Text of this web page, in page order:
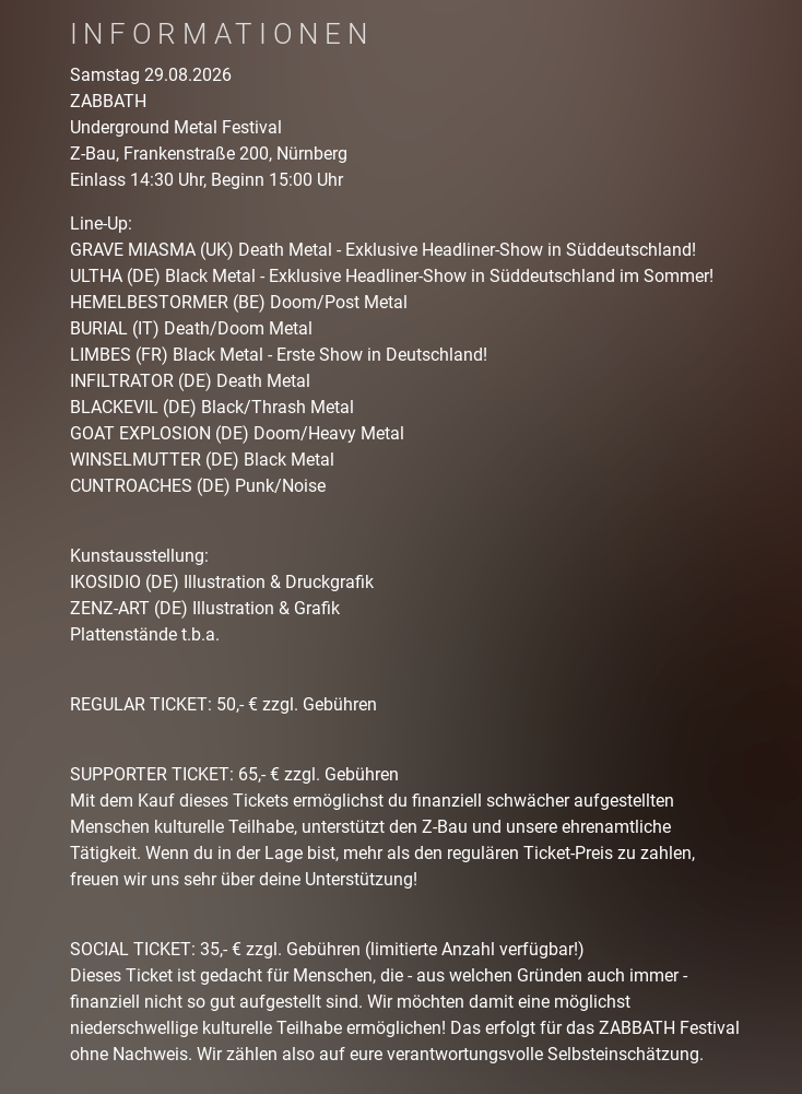
INFORMATIONEN
Samstag 29.08.2026
ZABBATH
Underground Metal Festival
Z-Bau, Frankenstraße 200, Nürnberg
Einlass 14:30 Uhr, Beginn 15:00 Uhr
Line-Up:
GRAVE MIASMA (UK) Death Metal - Exklusive Headliner-Show in Süddeutschland!
ULTHA (DE) Black Metal - Exklusive Headliner-Show in Süddeutschland im Sommer!
HEMELBESTORMER (BE) Doom/Post Metal
BURIAL (IT) Death/Doom Metal
LIMBES (FR) Black Metal - Erste Show in Deutschland!
INFILTRATOR (DE) Death Metal
BLACKEVIL (DE) Black/Thrash Metal
GOAT EXPLOSION (DE) Doom/Heavy Metal
WINSELMUTTER (DE) Black Metal
CUNTROACHES (DE) Punk/Noise
Kunstausstellung:
IKOSIDIO (DE) Illustration & Druckgrafik
ZENZ-ART (DE) Illustration & Grafik
Plattenstände t.b.a.
REGULAR TICKET: 50,- € zzgl. Gebühren
SUPPORTER TICKET: 65,- € zzgl. Gebühren
Mit dem Kauf dieses Tickets ermöglichst du finanziell schwächer aufgestellten
Menschen kulturelle Teilhabe, unterstützt den Z-Bau und unsere ehrenamtliche
Tätigkeit. Wenn du in der Lage bist, mehr als den regulären Ticket-Preis zu zahlen,
freuen wir uns sehr über deine Unterstützung!
SOCIAL TICKET: 35,- € zzgl. Gebühren (limitierte Anzahl verfügbar!)
Dieses Ticket ist gedacht für Menschen, die - aus welchen Gründen auch immer -
finanziell nicht so gut aufgestellt sind. Wir möchten damit eine möglichst
niederschwellige kulturelle Teilhabe ermöglichen! Das erfolgt für das ZABBATH Festival
ohne Nachweis. Wir zählen also auf eure verantwortungsvolle Selbsteinschätzung.